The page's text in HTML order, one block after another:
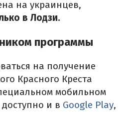
​​на украинцев,
в Лодзи.
программы
на получение
Красного Креста
мобильном
и в Google Play,